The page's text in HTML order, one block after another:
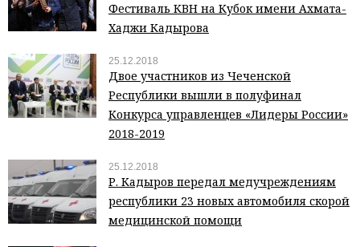
Фестиваль КВН на Кубок имени Ахмата-
Хаджи Кадырова
25.12.2018
Двое участников из Чеченской
Республики вышли в полуфинал
Конкурса управленцев «Лидеры России»
2018-2019
25.12.2018
Р. Кадыров передал медучреждениям
республики 23 новых автомобиля скорой
медицинской помощи